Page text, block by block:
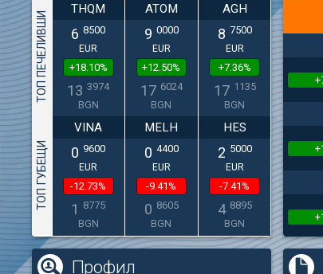
ТОП ПЕЧЕЛИВШИ
THQM
6 8500
EUR
+18.10%
13 3974
BGN
ATOM
9 0000
EUR
+12.50%
17 6024
BGN
AGH
8 7500
EUR
+7.36%
17 1135
BGN
ТОП ГУБЕЩИ
VINA
0 9600
EUR
-12.73%
1 8775
BGN
MELH
0 4400
EUR
-9.41%
0 8605
BGN
HES
2 5000
EUR
-7.41%
4 8895
BGN
Профил